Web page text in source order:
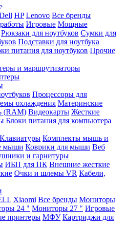
HP Lenovo Все бренды
Игровые Мощные
Рюкзаки для ноутбуков Сумки для
Подставки для ноутбука
питания для ноутбуков Прочие
и маршрутизаторы
Процессоры для
охлаждения Материнские
(RAM) Видеокарты Жесткие
Блоки питания для компьютера
Клавиатуры Комплекты мышь и
мыши Коврики для мыши Веб
и гарнитуры
ИБП для ПК Внешние жесткие
Очки и шлемы VR Кабели,
Xiaomi Все бренды Мониторы
24 " Мониторы 27 " Игровые
принтеры МФУ Картриджи для